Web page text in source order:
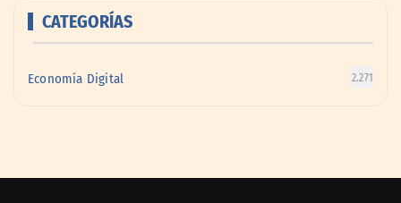
CATEGORÍAS
Economía Digital 2.271